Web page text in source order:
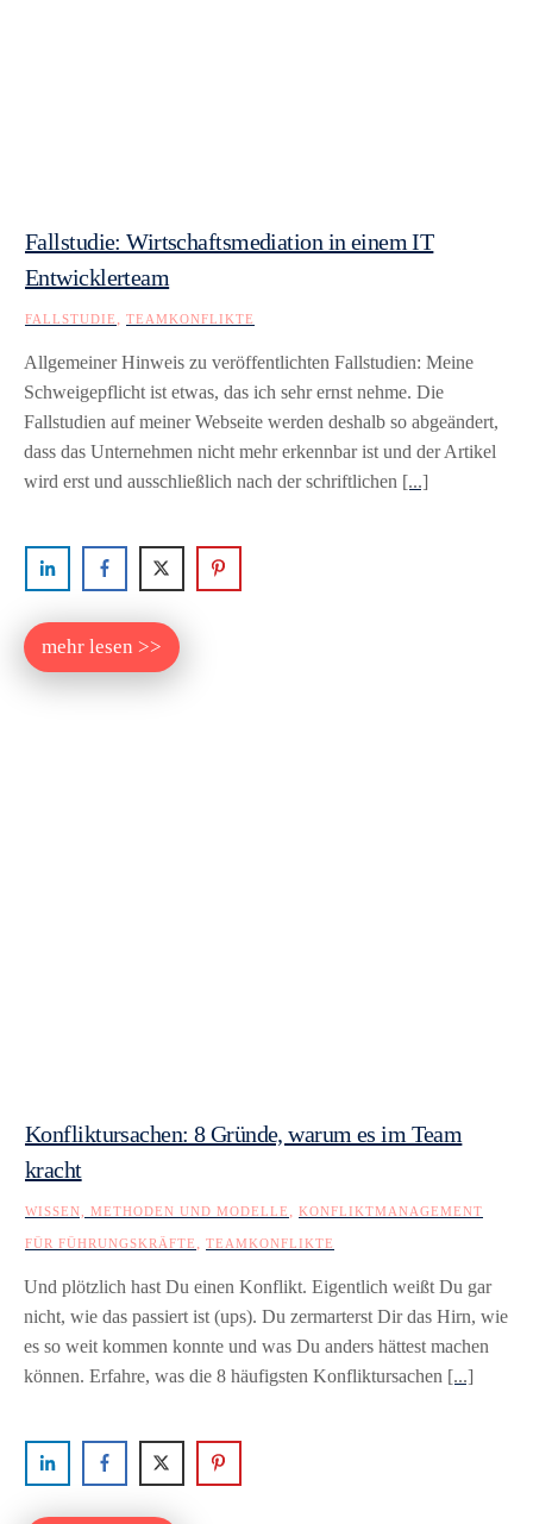
Fallstudie: Wirtschaftsmediation in einem IT
Entwicklerteam
FALLSTUDIE TEAMKONFLIKTE
Allgemeiner Hinweis zu veröffentlichten Fallstudien: Meine
Schweigepflicht ist etwas, das ich sehr ernst nehme. Die
Fallstudien auf meiner Webseite werden deshalb so abgeändert,
dass das Unternehmen nicht mehr erkennbar ist und der Artikel
wird erst und ausschließlich nach der schriftlichen [...]
mehr lesen >>
Konfliktursachen: 8 Gründe, warum es im Team
kracht
WISSEN, METHODEN UND MODELLE KONFLIKTMANAGEMENT
FÜR FÜHRUNGSKRÄFTE TEAMKONFLIKTE
Und plötzlich hast Du einen Konflikt. Eigentlich weißt Du gar
nicht, wie das passiert ist (ups). Du zermarterst Dir das Hirn, wie
es so weit kommen konnte und was Du anders hättest machen
können. Erfahre, was die 8 häufigsten Konfliktursachen [...]